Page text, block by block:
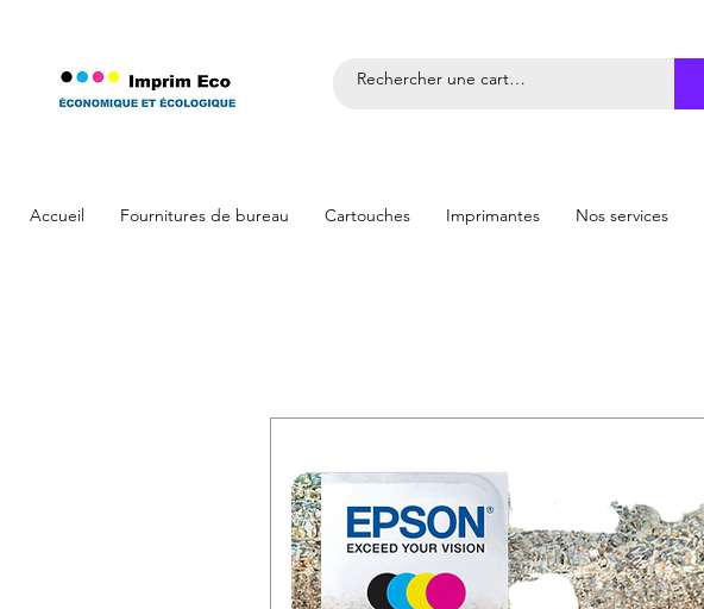
Accueil Fournitures de bureau Cartouches Imprimantes Nos services